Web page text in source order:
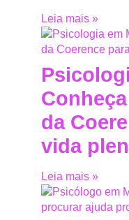
Leia mais »
da
vida
Leia mais »